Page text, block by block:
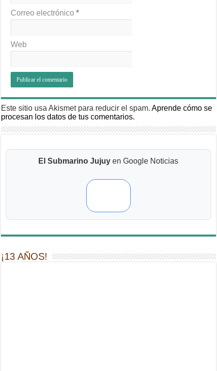
Correo electrónico*
Web
Este sitio usa Akismet para reducir el spam.Aprende cómo se
procesan los datos de tus comentarios.
El Submarino Jujuy en Google Noticias
¡13 AÑOS!